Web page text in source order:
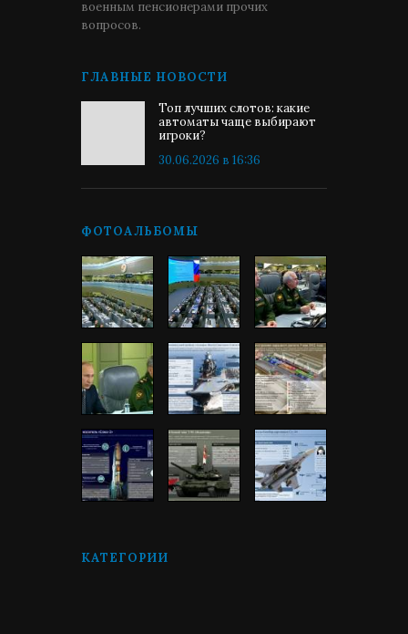
военным пенсионерами прочих
вопросов.
ГЛАВНЫЕ НОВОСТИ
Топ лучших слотов: какие
автоматы чаще выбирают
игроки?
30.06.2026 в 16:36
ФОТОАЛЬБОМЫ
КАТЕГОРИИ